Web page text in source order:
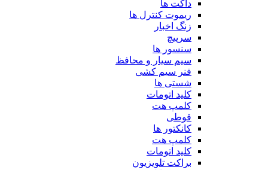
داکت ها
ریموت کنترل ها
زنگ اخبار
سرپیچ
سنسور ها
سیم سیار و محافظ
فنر سیم کشی
شستی ها
کلید اتومات
کلمپ هت
قوطی
کانکتور ها
کلمپ هت
کلید اتومات
براکت تلویزیون